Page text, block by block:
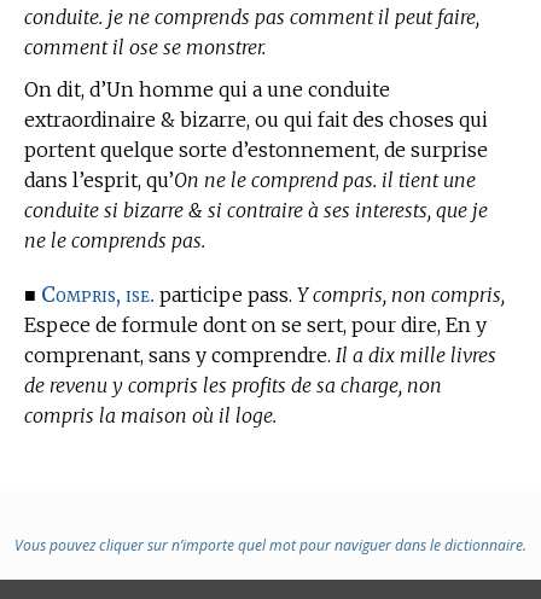
conduite. je ne comprends pas comment il peut faire,
comment il ose se monstrer.
On dit, d’Un homme qui a une conduite
extraordinaire & bizarre, ou qui fait des choses qui
portent quelque sorte d’estonnement, de surprise
dans l’esprit, qu’On ne le comprend pas. il tient une
conduite si bizarre & si contraire à ses interests, que je
ne le comprends pas.
■ Compris, ise. participe pass. Y compris, non compris,
Espece de formule dont on se sert, pour dire, En y
comprenant, sans y comprendre. Il a dix mille livres
de revenu y compris les profits de sa charge, non
compris la maison où il loge.
Vous pouvez cliquer sur n’importe quel mot pour naviguer dans le dictionnaire.